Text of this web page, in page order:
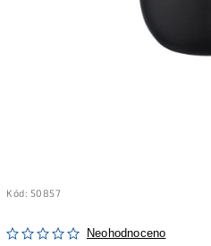
Kód: 50857
Neohodnoceno